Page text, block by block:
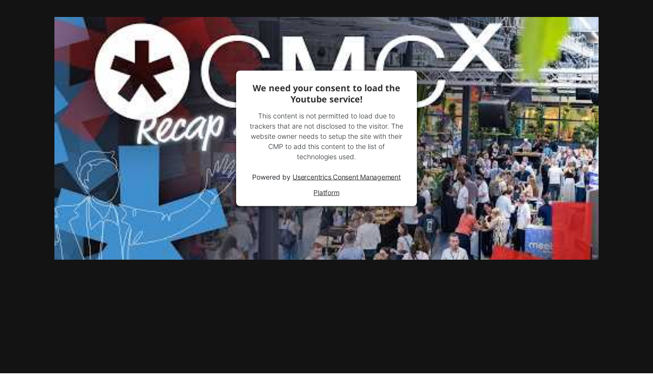
We need your consent to load the
Youtube service!
This content is not permitted to load due to
trackers that are not disclosed to the visitor. The
website owner needs to setup the site with their
CMP to add this content to the list of
technologies used.
Powered by Usercentrics Consent Management
Platform